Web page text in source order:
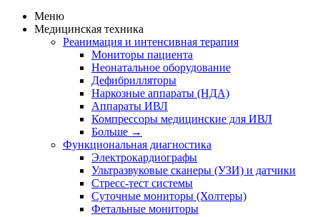
Меню
Медицинская техника
Реанимация и интенсивная терапия
Мониторы пациента
Неонатальное оборудование
Дефибрилляторы
Наркозные аппараты (НДА)
Аппараты ИВЛ
Компрессоры медицинские для ИВЛ
Больше →
Функциональная диагностика
Электрокардиографы
Ультразвуковые сканеры (УЗИ) и датчики
Стресс-тест системы
Суточные мониторы (Холтеры)
Фетальные мониторы